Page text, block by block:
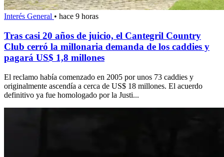
Interés General • hace 9 horas
Tras casi 20 años de juicio, el Cantegril Country
Club cerró la millonaria demanda de los caddies y
pagará US$ 1,8 millones
El reclamo había comenzado en 2005 por unos 73 caddies y
originalmente ascendía a cerca de US$ 18 millones. El acuerdo
definitivo ya fue homologado por la Justi...